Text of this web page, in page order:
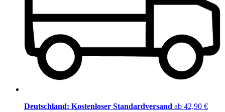
Deutschland: Kostenloser Standardversand ab 42,90 €